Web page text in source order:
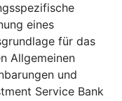
eines
für das
Allgemeinen
und
Service Bank